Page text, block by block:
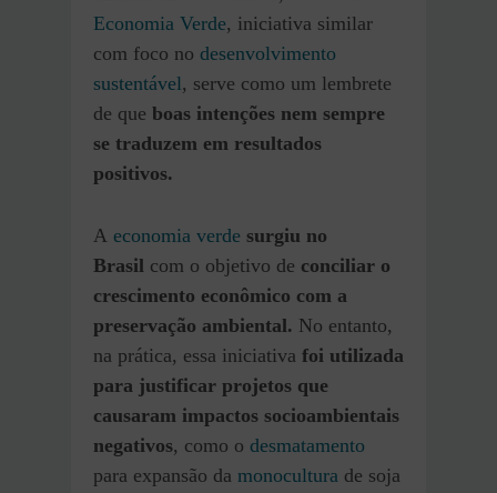
Economia Verde, iniciativa similar
com foco no desenvolvimento
sustentável, serve como um lembrete
de que boas intenções nem sempre
se traduzem em resultados
positivos.
A economia verde surgiu no
Brasil com o objetivo de conciliar o
crescimento econômico com a
preservação ambiental. No entanto,
na prática, essa iniciativa foi utilizada
para justificar projetos que
causaram impactos socioambientais
negativos, como o desmatamento
para expansão da monocultura de soja